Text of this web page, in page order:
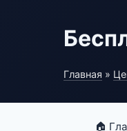
Главная »
🏠